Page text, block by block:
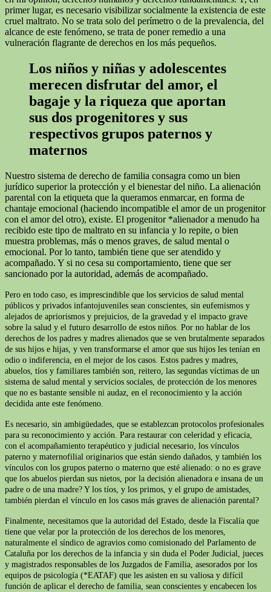
primer lugar, es necesario visibilizar socialmente la existencia de este
cruel maltrato. No se trata solo del perímetro o de la prevalencia, del
alcance de este fenómeno, se trata de poner remedio a una
vulneración flagrante de derechos en los más pequeños.
Los niños y niñas y adolescentes
merecen disfrutar del amor, el
bagaje y la riqueza que aportan
sus dos progenitores y sus
respectivos grupos paternos y
maternos
Nuestro sistema de derecho de familia consagra como un bien
jurídico superior la protección y el bienestar del niño. La alienación
parental con la etiqueta que la queramos enmarcar, en forma de
chantaje emocional (haciendo incompatible el amor de un progenitor
con el amor del otro), existe. El progenitor *alienador a menudo ha
recibido este tipo de maltrato en su infancia y lo repite, o bien
muestra problemas, más o menos graves, de salud mental o
emocional. Por lo tanto, también tiene que ser atendido y
acompañado. Y si no cesa su comportamiento, tiene que ser
sancionado por la autoridad, además de acompañado.
Pero en todo caso, es imprescindible que los servicios de salud mental
públicos y privados infantojuveniles sean conscientes, sin eufemismos y
alejados de apriorismos y prejuicios, de la gravedad y el impacto grave
sobre la salud y el futuro desarrollo de estos niños. Por no hablar de los
derechos de los padres y madres alienados que se ven brutalmente separados
de sus hijos e hijas, y ven transformarse el amor que sus hijos les tenían en
odio o indiferencia, en el mejor de los casos. Estos padres y madres,
abuelos, tíos y familiares también son, reitero, las segundas víctimas de un
sistema de salud mental y servicios sociales, de protección de los menores
que no es bastante sensible ni audaz, en el reconocimiento y la acción
decidida ante este fenómeno.
Es necesario, sin ambigüedades, que se establezcan protocolos profesionales
para su reconocimiento y acción. Para restaurar con celeridad y eficacia,
con el acompañamiento terapéutico y judicial necesario, los vínculos
paterno y maternofilial originarios que están siendo dañados, y también los
vínculos con los grupos paterno o materno que esté alienado: o no es grave
que los abuelos pierdan sus nietos, por la decisión alienadora e insana de un
padre o de una madre? Y los tíos, y los primos, y el grupo de amistades,
también pierdan el vínculo en los casos más graves de alienación parental?
Finalmente, necesitamos que la autoridad del Estado, desde la Fiscalía que
tiene que velar por la protección de los derechos de los menores,
naturalmente el síndico de agravios como comisionado del Parlamento de
Cataluña por los derechos de la infancia y sin duda el Poder Judicial, jueces
y magistrados responsables de los Juzgados de Familia, asesorados por los
equipos de psicología (*EATAF) que les asisten en su valiosa y difícil
función de aplicar el derecho de familia, sean conscientes y encabecen los